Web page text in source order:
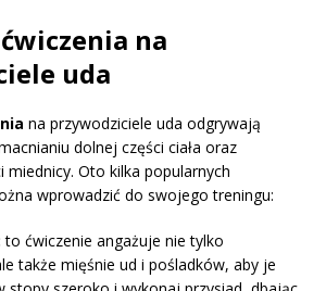
na
uda
na przywodziciele uda odgrywają
dolnej części ciała oraz
miednicy. Oto kilka popularnych
wprowadzić do swojego treningu:
to ćwiczenie angażuje nie tylko
także mięśnie ud i pośladków, aby je